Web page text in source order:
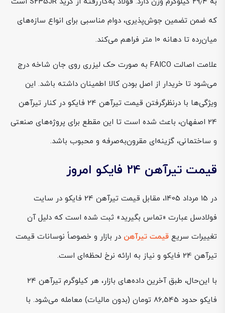
که ضمن تضمین جوش‌پذیری، دوام مناسبی برای انواع سازه‌های
میان‌رده تا دهانه ۱۰ متر فراهم می‌کند.
علامت اصالت FAICO به صورت حک لیزری روی جان شاخه درج
می‌شود تا خریدار از اصل بودن کالا اطمینان داشته باشد. این
ویژگی‌ها با درنظرگرفتن قیمت تیرآهن 24 فایکو در کنار تیرآهن
24 اصفهان، باعث شده است تا این مقطع برای پروژه‌های صنعتی
و ساختمانی، گزینه‌ای مقرون‌به‌صرفه و محبوب باشد.
قیمت تیرآهن 24 فایکو امروز
در 15 مرداد 1405، مقابل قیمت تیرآهن 24 فایکو در سایت
فولادسل عبارت «تماس بگیرید» ثبت شده است که دلیل آن
تغییرات سریع قیمت تیرآهن در بازار و خصوصاً نوسانات قیمت
تیرآهن 24 فایکو و نیاز به ارائه نرخ لحظه‌ای است.
با این‌حال، طبق آخرین داده‌های بازار، هر کیلوگرم تیرآهن ۲۴
فایکو حدود 86,545 تومان (بدون مالیات) معامله می‌شود. با